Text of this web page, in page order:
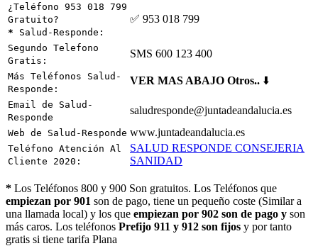
¿Teléfono 953 018 799
Gratuito?
* Salud-Responde:
✅ 953 018 799
Segundo Telefono
Gratis:
SMS 600 123 400
Más Teléfonos Salud-
Responde:
VER MAS ABAJO Otros.. ⬇️
Email de Salud-
Responde
saludresponde@juntadeandalucia.es
Web de Salud-Responde www.juntadeandalucia.es
Teléfono Atención Al
Cliente 2020:
SALUD RESPONDE CONSEJERIA
SANIDAD
* Los Teléfonos 800 y 900 Son gratuitos. Los Teléfonos que
empiezan por 901 son de pago, tiene un pequeño coste (Similar a
una llamada local) y los que empiezan por 902 son de pago y son
más caros. Los teléfonos Prefijo 911 y 912 son fijos y por tanto
gratis si tiene tarifa Plana